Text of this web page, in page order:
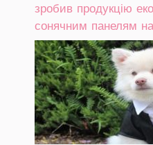
зробив продукцію
сонячним панелям